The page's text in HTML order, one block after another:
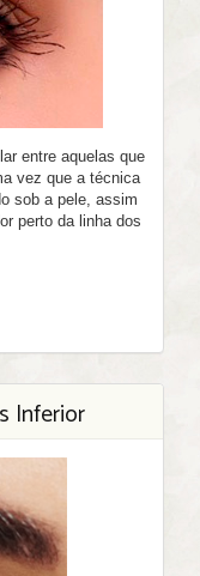
entre aquelas que
vez que a técnica
sob a pele, assim
perto da linha dos
Inferior